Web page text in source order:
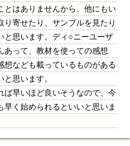
とはありませんから、他にもい
り寄せたり、サンプルを見たり
と思います。ディ○ニーユーザ
あって、教材を使っての感想
想なども載っているものがある
思います。
ば早いほど良いそうなので、今
早く始められるといいと思いま